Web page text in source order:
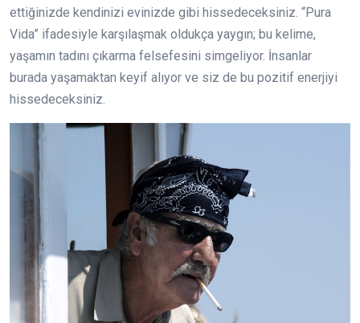
ettiğinizde kendinizi evinizde gibi hissedeceksiniz. “Pura
Vida” ifadesiyle karşılaşmak oldukça yaygın; bu kelime,
yaşamın tadını çıkarma felsefesini simgeliyor. İnsanlar
burada yaşamaktan keyif alıyor ve siz de bu pozitif enerjiyi
hissedeceksiniz.